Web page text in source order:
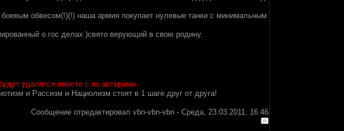
обвесом(!)(!) наша армия покупает нулевые танки с минимальным
о гос делах.)свято верующий в свою родину.
удалятся вместе с их авторами.
и Рассизм и Нациолизм стоят в 1 шаге друг от друга!
Сообщение отредактировал vbn-vbn-vbn - Среда, 23.03.2011, 16:46